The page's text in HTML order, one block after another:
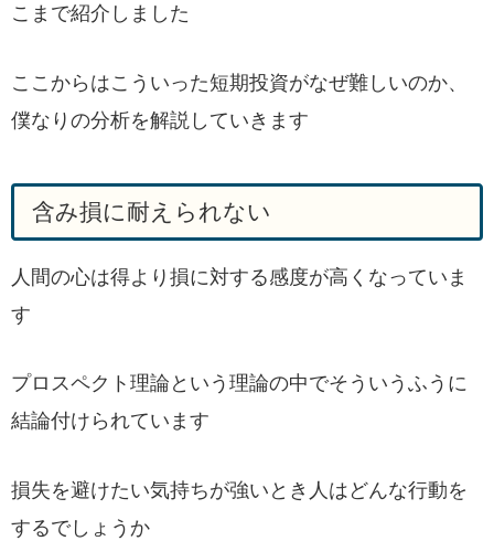
こまで紹介しました
ここからはこういった短期投資がなぜ難しいのか、
僕なりの分析を解説していきます
含み損に耐えられない
人間の心は得より損に対する感度が高くなっていま
す
プロスペクト理論という理論の中でそういうふうに
結論付けられています
損失を避けたい気持ちが強いとき人はどんな行動を
するでしょうか